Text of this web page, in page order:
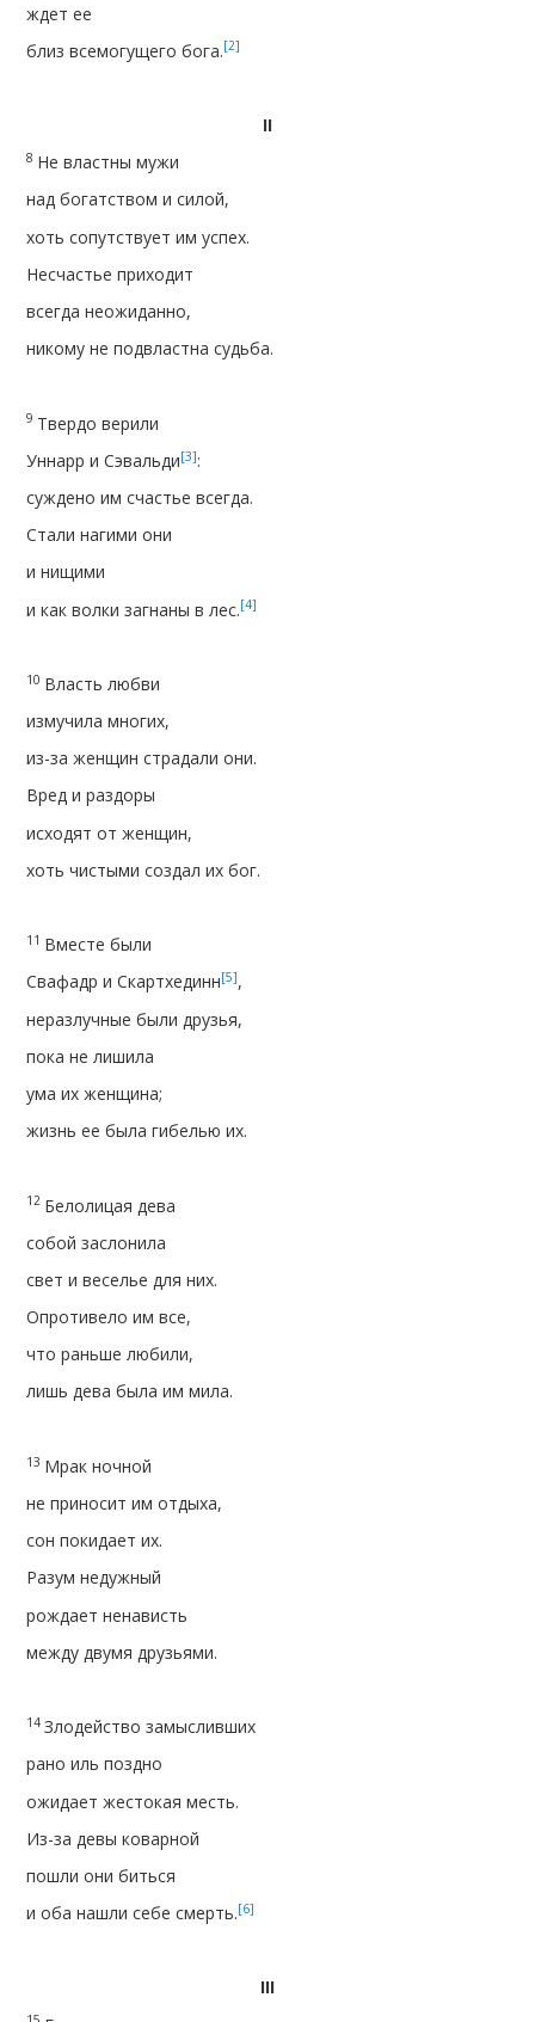
ждет ее
близ всемогущего бога.[2]
ІІ
8 Не властны мужи
над богатством и силой,
хоть сопутствует им успех.
Несчастье приходит
всегда неожиданно,
никому не подвластна судьба.
9 Твердо верили
Уннарр и Сэвальди[3]:
суждено им счастье всегда.
Стали нагими они
и нищими
и как волки загнаны в лес.[4]
10 Власть любви
измучила многих,
из-за женщин страдали они.
Вред и раздоры
исходят от женщин,
хоть чистыми создал их бог.
11 Вместе были
Свафадр и Скартхединн[5],
неразлучные были друзья,
пока не лишила
ума их женщина;
жизнь ее была гибелью их.
12 Белолицая дева
собой заслонила
свет и веселье для них.
Опротивело им все,
что раньше любили,
лишь дева была им мила.
13 Мрак ночной
не приносит им отдыха,
сон покидает их.
Разум недужный
рождает ненависть
между двумя друзьями.
14Злодейство замысливших
рано иль поздно
ожидает жестокая месть.
Из-за девы коварной
пошли они биться
и оба нашли себе смерть.[6]
ІІІ